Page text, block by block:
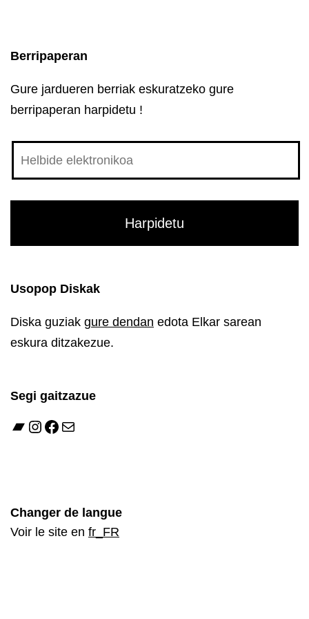
Berripaperan
Gure jardueren berriak eskuratzeko gure
berripaperan harpidetu !
Usopop Diskak
Diska guziak gure dendan edota Elkar sarean
eskura ditzakezue.
Segi gaitzazue
Bandcamp
Instagram
Facebook
Mail
Changer de langue
Voir le site en fr_FR